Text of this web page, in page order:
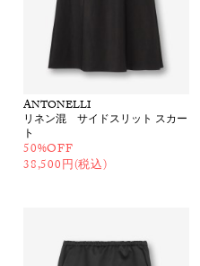
ANTONELLI
リネン混 サイドスリット スカー
ト
50%OFF
38,500円(税込)